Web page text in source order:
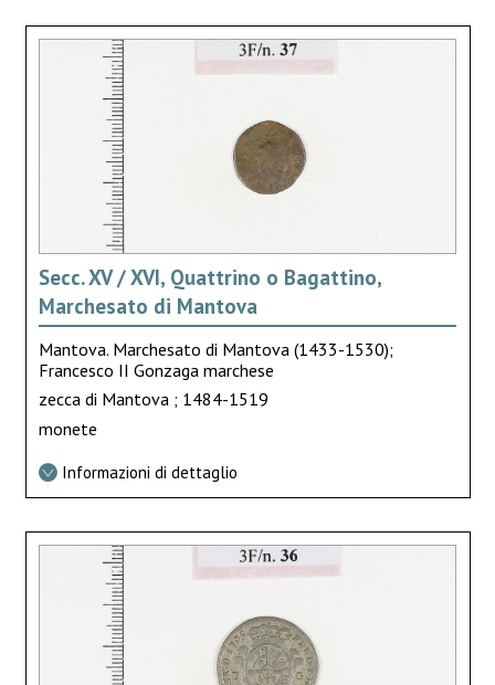
Secc. XV / XVI, Quattrino o Bagattino,
Marchesato di Mantova
Mantova. Marchesato di Mantova (1433-1530);
Francesco II Gonzaga marchese
zecca di Mantova ; 1484-1519
monete
Informazioni di dettaglio